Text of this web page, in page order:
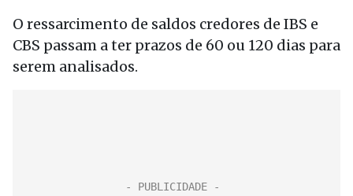
O ressarcimento de saldos credores de IBS e
CBS passam a ter prazos de 60 ou 120 dias para
serem analisados.